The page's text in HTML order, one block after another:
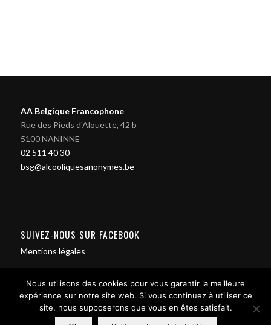
AA Belgique Francophone
Rue des Pieds d'Alouette, 42 b
5100 NANINNE
02 511 40 30
bsg@alcooliquesanonymes.be
SUIVEZ-NOUS SUR FACEBOOK
Mentions légales
Nous utilisons des cookies pour vous garantir la meilleure
expérience sur notre site web. Si vous continuez à utiliser ce
site, nous supposerons que vous en êtes satisfait.
Contact us